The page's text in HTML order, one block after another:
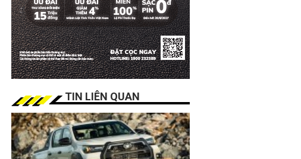
TIN LIÊN QUAN